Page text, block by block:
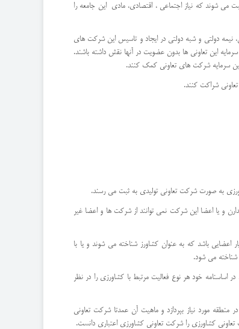
شوند که نیاز اجتماعی ، اقتصادی، مادی این جامعه را
و به هیچ عنوان نباید شرکت های دولتی، نیمه دولتی و شبه دولتی در ایجاد و تاسیس این شرکت های
این تعاونی ها بدون عضویت در آنها نقش داشته باشند.
شراکت کنند.
به صورت شرکت تعاونی تولیدی به ثبت می رسند.
و یا اعضا این شرکت نمی توانند از شرکت ها و اعضا غیر
کلیه سهام این شرکت تعاونی در اختیار اعضایی باشد که به عنوان کشاورز شناخته می شوند و یا با
می شود.
اساسنامه خود هر نوع فعالیت مرتبط با کشاورزی را در نظر
مورد نیاز بپردازد و ماهیت آن عمدتا شرکت تعاونی
کشاورزی را شرکت تعاونی کشاورزی اعتباری دانست.